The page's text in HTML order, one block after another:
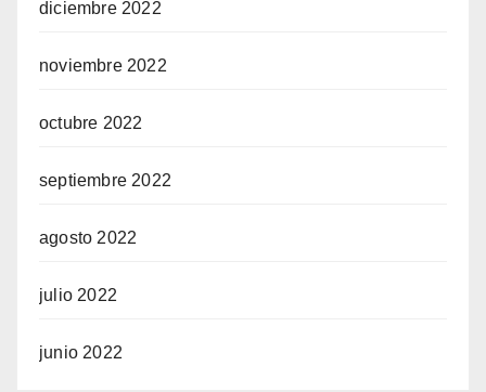
diciembre 2022
noviembre 2022
octubre 2022
septiembre 2022
agosto 2022
julio 2022
junio 2022